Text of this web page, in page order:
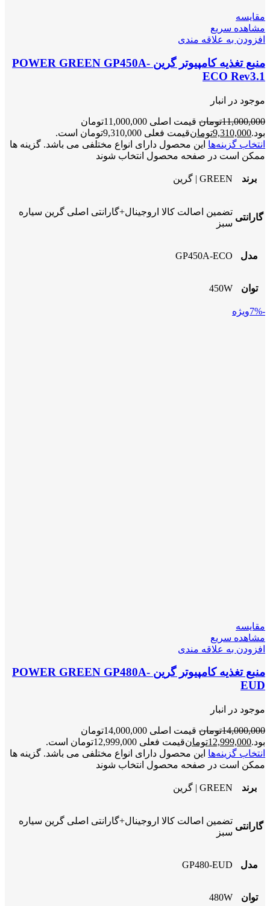
مقایسه
مشاهده سریع
افزودن به علاقه مندی
منبع تغذیه کامپیوتر گرین POWER GREEN GP450A-
ECO Rev3.1
موجود در انبار
11,000,000تومان
قیمت اصلی 11,000,000تومان
بود.9,310,000تومانقیمت فعلی 9,310,000تومان است.
انتخاب گزینه‌ها این محصول دارای انواع مختلفی می باشد. گزینه ها
ممکن است در صفحه محصول انتخاب شوند
برند GREEN | گرین
گارانتی
تضمین اصالت کالا اروجینال+گارانتی اصلی گرین سیاره
سبز
مدل GP450A-ECO
توان 450W
-7% ویژه
مقایسه
مشاهده سریع
افزودن به علاقه مندی
منبع تغذیه کامپیوتر گرین POWER GREEN GP480A-
EUD
موجود در انبار
14,000,000تومان
قیمت اصلی 14,000,000تومان
بود.12,999,000تومانقیمت فعلی 12,999,000تومان است.
انتخاب گزینه‌ها این محصول دارای انواع مختلفی می باشد. گزینه ها
ممکن است در صفحه محصول انتخاب شوند
برند GREEN | گرین
گارانتی
تضمین اصالت کالا اروجینال+گارانتی اصلی گرین سیاره
سبز
مدل GP480-EUD
توان 480W